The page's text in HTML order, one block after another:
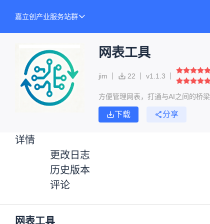
嘉立创产业服务站群
网表工具
jim 22 v1.1.3
方便管理网表，打通与AI之间的桥梁
下载 分享
详情
更改日志
历史版本
评论
网表工具